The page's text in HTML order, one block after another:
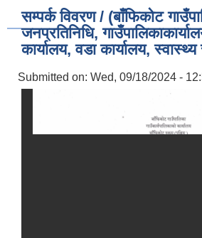
सम्पर्क विवरण / (बाँफिकोट
जनप्रतिनिधि,
कार्यालय, वडा कार्यालय,
Submitted on: Wed, 09/18/2024 -